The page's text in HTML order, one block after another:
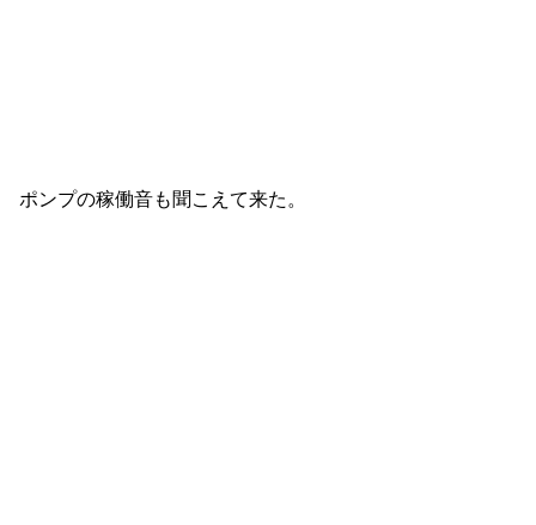
ポンプの稼働音も聞こえて来た。